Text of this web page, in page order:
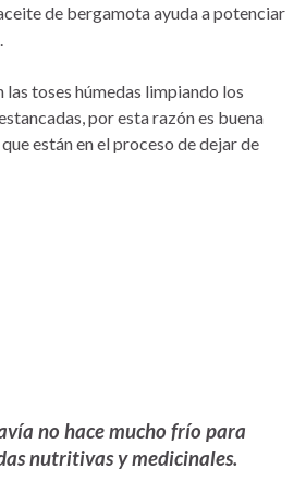
de bergamota ayuda a potenciar
las toses húmedas limpiando los
por esta razón es buena
están en el proceso de dejar de
no hace mucho frío para
nutritivas y medicinales.